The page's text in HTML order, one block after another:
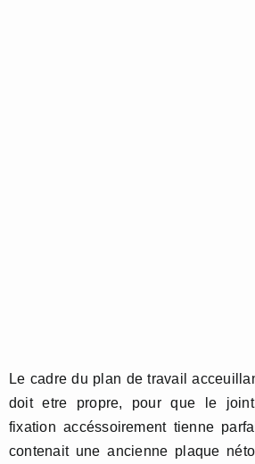
Le cadre du plan de travail
doit etre propre, pour que le joint
fixation accéssoirement tienne
contenait une ancienne plaque